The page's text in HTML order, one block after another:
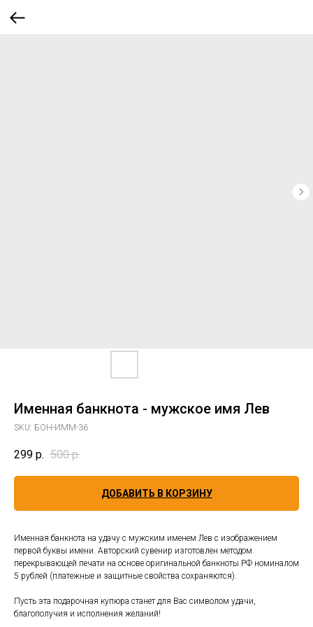
Именная банкнота - мужское имя Лев
SKU: БОН-ИММ-36
299 р. 500 р.
ДОБАВИТЬ В КОРЗИНУ
Именная банкнота на удачу с мужским именем Лев с изображением
первой буквы имени. Авторский сувенир изготовлен методом
перекрывающей печати на основе оригинальной банкноты РФ номиналом
5 рублей (платежные и защитные свойства сохраняются).
Пусть эта подарочная купюра станет для Вас символом удачи,
благополучия и исполнения желаний!